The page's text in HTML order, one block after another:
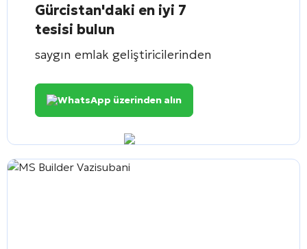
Gürcistan'daki en iyi 7
tesisi bulun
saygın emlak geliştiricilerinden
WhatsApp üzerinden alın